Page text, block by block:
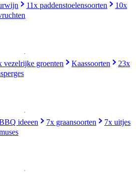
11x paddenstoelensoorten
10x
vezelrijke groenten Kaassoorten
23x
ideeen 7x graansoorten
7x uitjes